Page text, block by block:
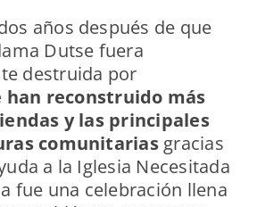
años después de que
Dutse fuera
destruida por
han reconstruido más
y las principales
comunitariasgracias
a la Iglesia Necesitada
fue una celebración llena